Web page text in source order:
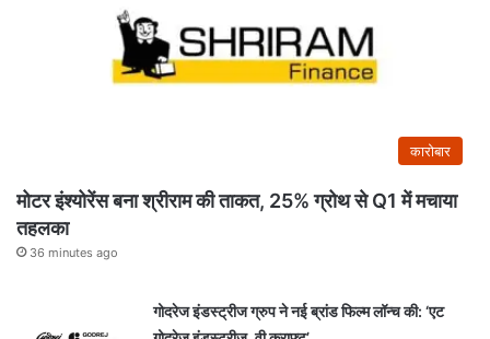
कारोबार
मोटर इंश्योरेंस बना श्रीराम की ताकत, 25% ग्रोथ से Q1 में मचाया
तहलका
36 minutes ago
गोदरेज इंडस्ट्रीज ग्रुप ने नई ब्रांड फिल्म लॉन्च की: ‘एट